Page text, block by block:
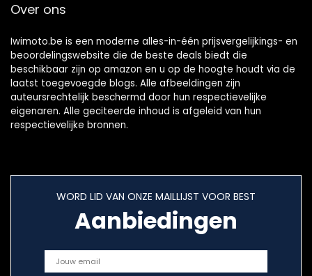
Over ons
Iwimoto.be is een moderne alles-in-één prijsvergelijkings- en
beoordelingswebsite die de beste deals biedt die
beschikbaar zijn op amazon en u op de hoogte houdt via de
laatst toegevoegde blogs. Alle afbeeldingen zijn
auteursrechtelijk beschermd door hun respectievelijke
eigenaren. Alle geciteerde inhoud is afgeleid van hun
respectievelijke bronnen.
WORD LID VAN ONZE MAILLIJST VOOR BEST
Aanbiedingen